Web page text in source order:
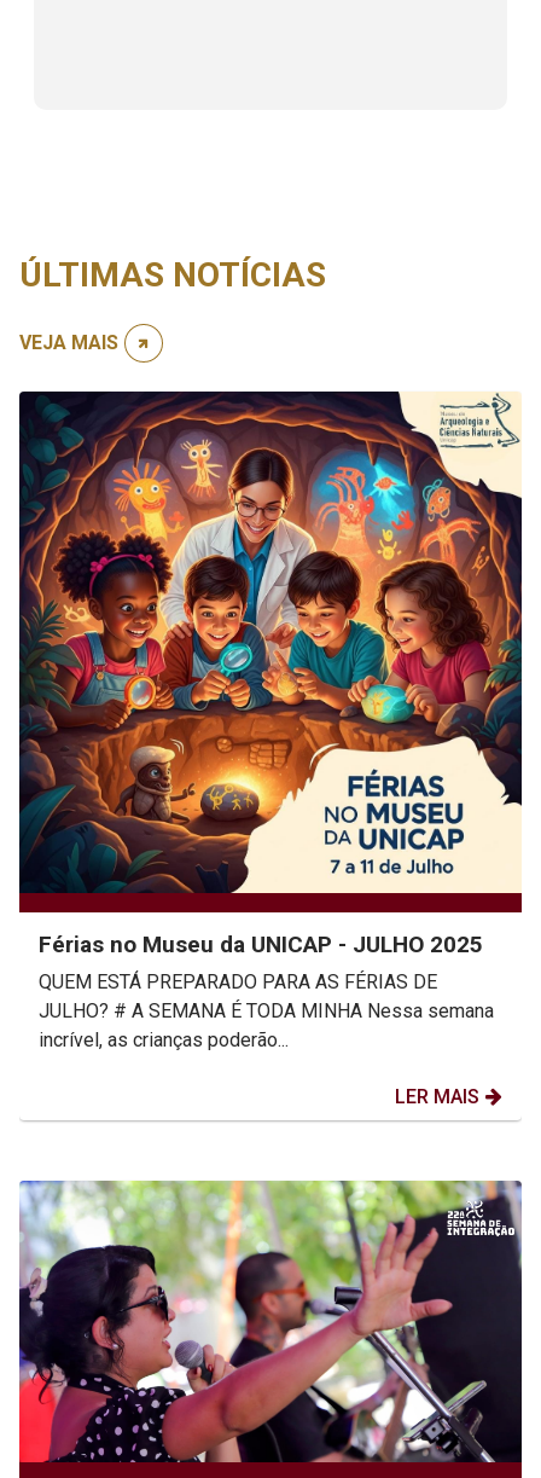
ÚLTIMAS NOTÍCIAS
VEJA MAIS
Férias no Museu da UNICAP - JULHO 2025
QUEM ESTÁ PREPARADO PARA AS FÉRIAS DE
JULHO? # A SEMANA É TODA MINHA Nessa semana
incrível, as crianças poderão...
LER MAIS